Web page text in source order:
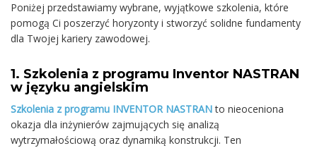
Poniżej przedstawiamy wybrane, wyjątkowe szkolenia, które
pomogą Ci poszerzyć horyzonty i stworzyć solidne fundamenty
dla Twojej kariery zawodowej.
1. Szkolenia z programu Inventor NASTRAN
w języku angielskim
Szkolenia z programu INVENTOR NASTRANto nieoceniona
okazja dla inżynierów zajmujących się analizą
wytrzymałościową oraz dynamiką konstrukcji. Ten